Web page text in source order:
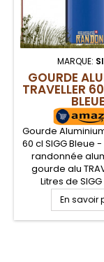
MARQUE:
GOURDE
TRAVELLER
BLEUE
Gourde Aluminium
60 cl SIGG Bleue
randonnée
gourde alu
Litres de
robustesse et
les randonneurs.
randonnée
En savoir